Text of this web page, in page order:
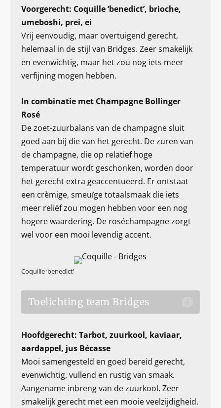
Voorgerecht: Coquille ‘benedict’, brioche,
umeboshi, prei, ei
Vrij eenvoudig, maar overtuigend gerecht,
helemaal in de stijl van Bridges. Zeer smakelijk
en evenwichtig, maar het zou nog iets meer
verfijning mogen hebben.
In combinatie met Champagne Bollinger
Rosé
De zoet-zuurbalans van de champagne sluit
goed aan bij die van het gerecht. De zuren van
de champagne, die op relatief hoge
temperatuur wordt geschonken, worden door
het gerecht extra geaccentueerd. Er ontstaat
een crèmige, smeuïge totaalsmaak die iets
meer reliëf zou mogen hebben voor een nog
hogere waardering. De roséchampagne zorgt
wel voor een mooi levendig accent.
Coquille ‘benedict’
Toelichting team Bridges
Hoofdgerecht: Tarbot, zuurkool, kaviaar,
aardappel, jus Bécasse
Mooi samengesteld en goed bereid gerecht,
evenwichtig, vullend en rustig van smaak.
Aangename inbreng van de zuurkool. Zeer
smakelijk gerecht met een mooie veelzijdigheid.